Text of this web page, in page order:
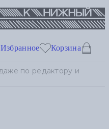
Избранное Корзина